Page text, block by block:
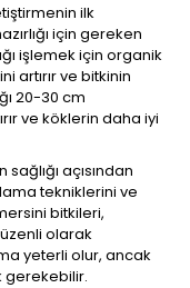
ilk
için gereken
işlemek için organik
artırır ve bitkinin
20-30 cm
ve köklerin daha iyi
açısından
tekniklerini ve
bitkileri,
olarak
yeterli olur, ancak
gerekebilir.